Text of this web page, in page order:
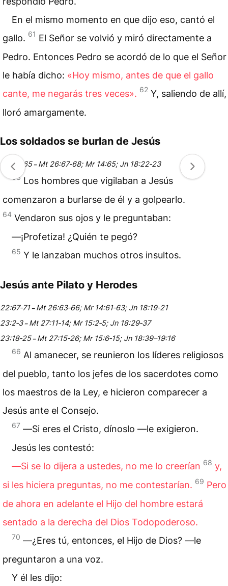
En el mismo momento en que dijo eso, cantó el
gallo. 61 El Señor se volvió y miró directamente a
Pedro. Entonces Pedro se acordó de lo que el Señor
le había dicho: «Hoy mismo, antes de que el gallo
cante, me negarás tres veces». 62 Y, saliendo de allí,
lloró amargamente.
Los soldados se burlan de Jesús
22:63‑65 – Mt 26:67‑68; Mr 14:65; Jn 18:22‑23
63 Los hombres que vigilaban a Jesús
comenzaron a burlarse de él y a golpearlo.
64 Vendaron sus ojos y le preguntaban:
―¡Profetiza! ¿Quién te pegó?
65 Y le lanzaban muchos otros insultos.
Jesús ante Pilato y Herodes
22:67‑71 – Mt 26:63‑66; Mr 14:61‑63; Jn 18:19‑21
23:2‑3– Mt 27:11‑14; Mr 15:2‑5; Jn 18:29‑37
23:18‑25 – Mt 27:15‑26; Mr 15:6‑15; Jn 18:39–19:16
66 Al amanecer, se reunieron los líderes religiosos
del pueblo, tanto los jefes de los sacerdotes como
los maestros de la Ley, e hicieron comparecer a
Jesús ante el Consejo.
67 ―Si eres el Cristo, dínoslo —le exigieron.
Jesús les contestó:
―Si se lo dijera a ustedes, no me lo creerían 68 y,
si les hiciera preguntas, no me contestarían. 69 Pero
de ahora en adelante el Hijo del hombre estará
sentado a la derecha del Dios Todopoderoso.
70 ―¿Eres tú, entonces, el Hijo de Dios? —le
preguntaron a una voz.
Y él les dijo: